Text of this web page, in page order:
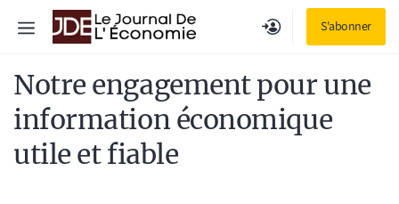
S'abonner
Menu
Notre engagement pour une
information économique
utile et fiable